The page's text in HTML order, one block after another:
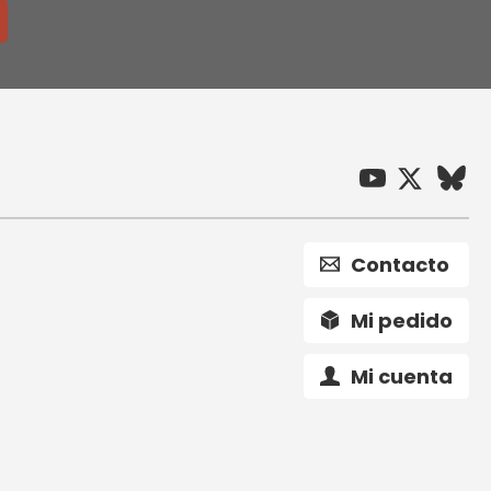
Contacto
Mi pedido
Mi cuenta